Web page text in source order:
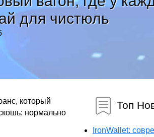
для чистюль
который
нормально
Топ
IronWallet: